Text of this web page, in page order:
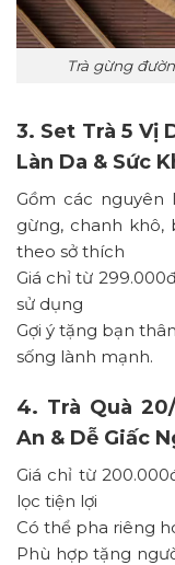
Trà gừng
3. Set Trà 5 Vị
Làn Da & Sức
Gồm các nguyên
gừng, chanh khô,
theo sở thích
Giá chỉ từ
sử dụng
Gợi ý tặng bạn
sống lành mạnh.
4. Trà Quà
An & Dễ Giấc
Giá chỉ từ
lọc tiện lợi
Có thể pha riêng
Phù hợp tặng